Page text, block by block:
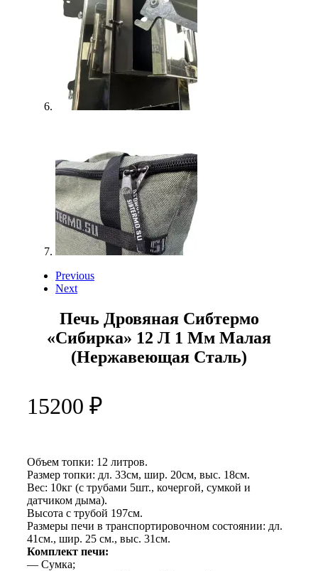
Previous
Next
Печь Дровяная Сибтермо
«Сибирка» 12 Л 1 Мм Малая
(Нержавеющая Сталь)
15200 ₽
Объем топки: 12 литров.
Размер топки: дл. 33см, шир. 20см, выс. 18см.
Вес: 10кг (с трубами 5шт., кочергой, сумкой и
датчиком дыма).
Высота с трубой 197см.
Размеры печи в транспортировочном состоянии: дл.
41см., шир. 25 см., выс. 31см.
Комплект печи:
— Сумка;